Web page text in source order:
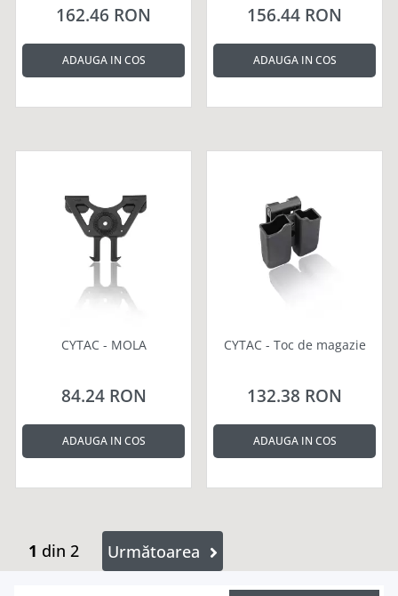
162.46 RON
ADAUGA IN COS
156.44 RON
ADAUGA IN COS
CYTAC - MOLA
84.24 RON
ADAUGA IN COS
CYTAC - Toc de magazie
132.38 RON
ADAUGA IN COS
1 din 2 Următoarea